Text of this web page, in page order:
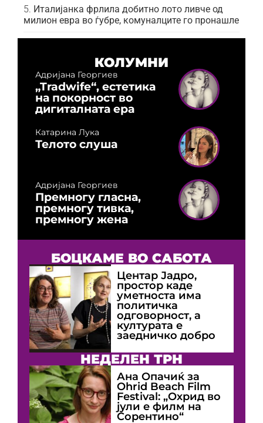
Италијанка фрлила добитно лото ливче од
милион евра во ѓубре, комуналците го пронашле
КОЛУМНИ
Адријана Георгиев
„Tradwife“, естетика
на покорност во
дигиталната ера
Катарина Лука
Телото слуша
Адријана Георгиев
Премногу гласна,
премногу тивка,
премногу жена
БОЦКАМЕ ВО САБОТА
Центар Јадро,
простор каде
уметноста има
политичка
одговорност, а
културата е
заедничко добро
НЕДЕЛЕН ТРН
Ана Опачиќ за
Оhrid Beach Film
Festival: „Охрид во
јули е филм на
Сорентино“